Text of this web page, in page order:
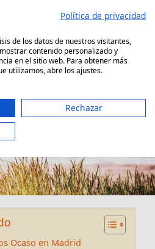
Ocaso en
Ocaso en Madrid
Política de privacidad
de los datos de nuestros visitantes,
contenido personalizado y
en el sitio web. Para obtener más
utilizamos, abre los ajustes.
Rechazar